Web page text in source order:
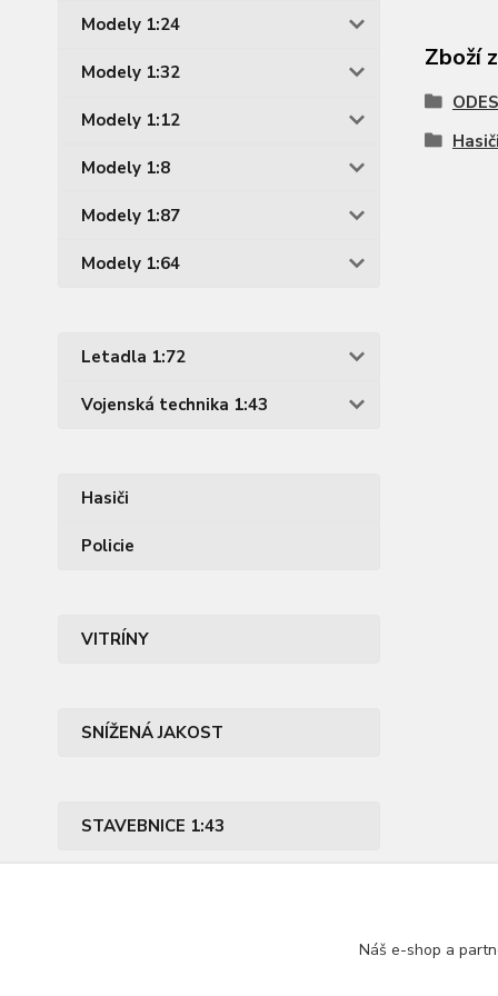
Modely 1:24
Modely 1:32
Modely 1:12
Modely 1:8
Modely 1:87
Modely 1:64
Letadla 1:72
Vojenská technika 1:43
Hasiči
Policie
VITRÍNY
SNÍŽENÁ JAKOST
STAVEBNICE 1:43
Zboží
Náš e-shop a